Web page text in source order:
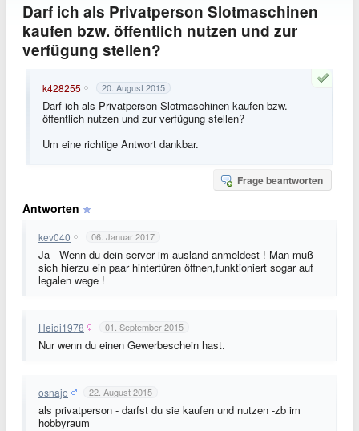
Darf ich als Privatperson Slotmaschinen
kaufen bzw. öffentlich nutzen und zur
verfügung stellen?
k428255 20. August 2015
Darf ich als Privatperson Slotmaschinen kaufen bzw.
öffentlich nutzen und zur verfügung stellen?
Um eine richtige Antwort dankbar.
Frage beantworten
Antworten
kev040 06. Januar 2017
Ja - Wenn du dein server im ausland anmeldest ! Man muß
sich hierzu ein paar hintertüren öffnen,funktioniert sogar auf
legalen wege !
Heidi1978 01. September 2015
Nur wenn du einen Gewerbeschein hast.
osnajo 22. August 2015
als privatperson - darfst du sie kaufen und nutzen -zb im
hobbyraum